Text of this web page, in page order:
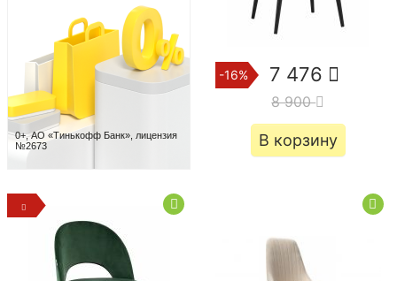
0+, АО «Тинькофф Банк», лицензия
№2673
-16% 7 476
8 900
В корзину